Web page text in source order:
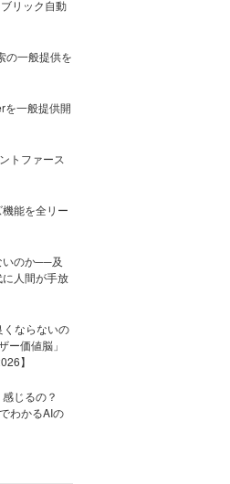
リック自動
の一般提供を
を一般提供開
トファース
能を全リー
いのか──及
人間が手放
ならないの
価値脳」
】
感じるの？
わかるAIの